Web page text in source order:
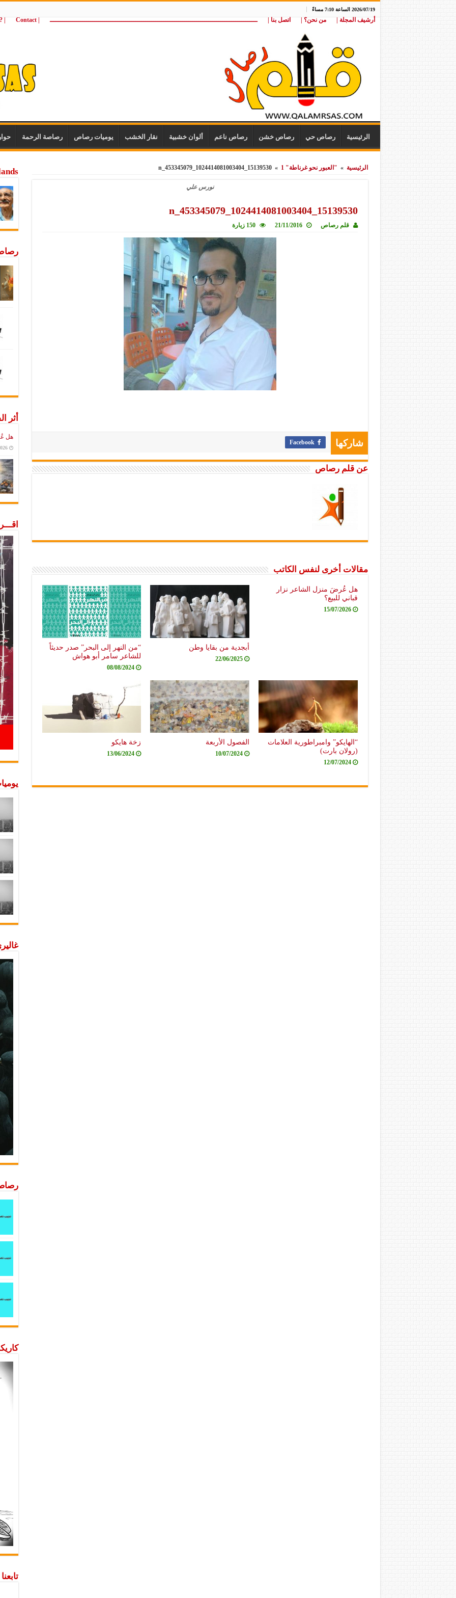
2026/07/19 الساعة 7:10 مساءً
أرشيف المجلة | من نحن؟ | اتصل بنا | ــــــــــــــــــــــــــــــــــــــــــــــــــــــــــــــــــــــــــــــــــــــــــــــــــــــ | Contact
wij
الرئيسية رصاص حي رصاص خشن رصاص ناعم ألوان خشبية نقار الخشب يوميات رصاص رصاصة الرحمة
الرئيسية » "العبور نحو غرناطة" 1 »
15139530_1024414081003404_453345079_n
نورس علي
15139530_1024414081003404_453345079_n
قلم رصاص 21/11/2016 150 زيارة
شاركها Facebook
عن قلم رصاص
مقالات أخرى لنفس الكاتب
هل عُرضَ منزل الشاعر نزار
قباني للبيع؟
15/07/2026
أبجدية من بقايا وطن
22/06/2025
“من النهر إلى البحر” صدر حديثاً
للشاعر سامر أبو هواش
08/08/2024
“الهايكو” وامبراطورية العلامات
(رولان بارت)
12/07/2024
الفصول الأربعة
10/07/2024
زخة هايكو
13/06/2024
أثر
هل